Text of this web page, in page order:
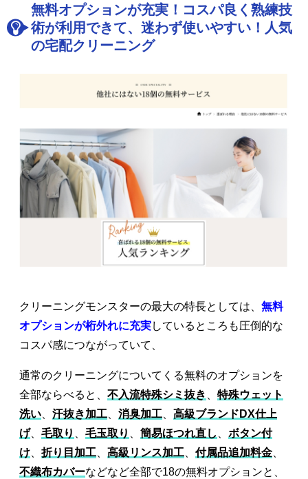
無料オプションが充実！コスパ良く熟練技
術が利用できて、迷わず使いやすい！人気
の宅配クリーニング
クリーニングモンスターの最大の特長としては、 無料
オプションが桁外れに充実しているところも圧倒的な
コスパ感につながっていて、
通常のクリーニングについてくる無料のオプションを
全部ならべると、 不入流特殊シミ抜き
特殊ウェット
洗い
汗抜き加工 消臭加工
高級ブランドDX仕上
げ、 毛取り 毛玉取り 簡易ほつれ直し
ボタン付
け
折り目加工 高級リンス加工 付属品追加料金
不織布カバーなどなど全部で18の無料オプションと、